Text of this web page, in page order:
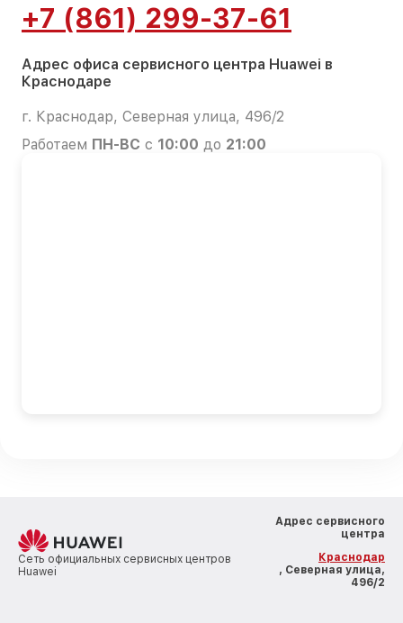
+7 (861) 299-37-61
Адрес офиса сервисного центра Huawei в
Краснодаре
г. Краснодар, Северная улица, 496/2
Работаем ПН-ВС с 10:00 до 21:00
Сеть официальных сервисных центров
Huawei
Адрес сервисного
центра
Краснодар
, Северная улица,
496/2